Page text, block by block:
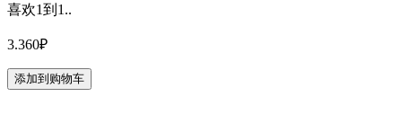
喜欢1到1..
3.360₽
添加到购物车